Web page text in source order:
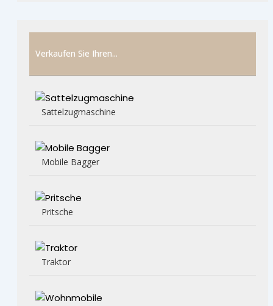
Verkaufen Sie Ihren...
Sattelzugmaschine
Mobile Bagger
Pritsche
Traktor